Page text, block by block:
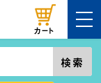
カート
検索